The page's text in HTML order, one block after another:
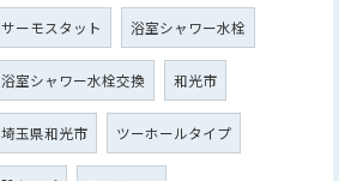
サーモスタット 浴室シャワー水栓
浴室シャワー水栓交換 和光市
埼玉県和光市 ツーホールタイプ